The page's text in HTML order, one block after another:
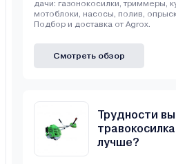
дачи: газонокосилки, триммеры,
мотоблоки, насосы, полив,
Подбор и доставка от Agrox.
Смотреть обзор
Трудности
лучше?